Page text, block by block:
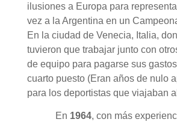
ilusiones a Europa para
vez a la Argentina en un
En la ciudad de Venecia, Italia,
tuvieron que trabajar junto con
de equipo para pagarse sus
cuarto puesto (Eran años de nulo
para los deportistas que viajaban
En 1964, con más